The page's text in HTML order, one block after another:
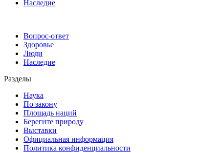
Наследие
Вопрос-ответ
Здоровье
Люди
Наследие
Разделы
Наука
По закону
Площадь наций
Берегите природу
Выставки
Официальная информация
Политика конфиденциальности